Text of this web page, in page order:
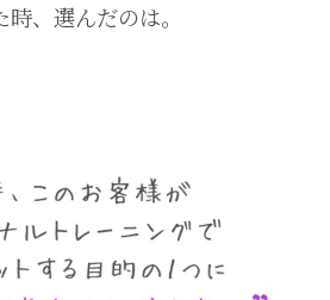
、選んだのは。